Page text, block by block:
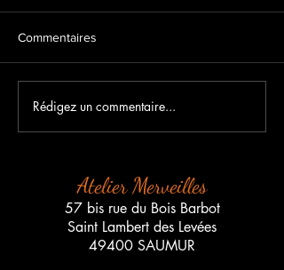
Falia ou "le sable
Commentaires
Rédigez un commentaire...
Atelier Merveilles
57 bis rue du Bois Barbot
Saint Lambert des Levées
49400 SAUMUR